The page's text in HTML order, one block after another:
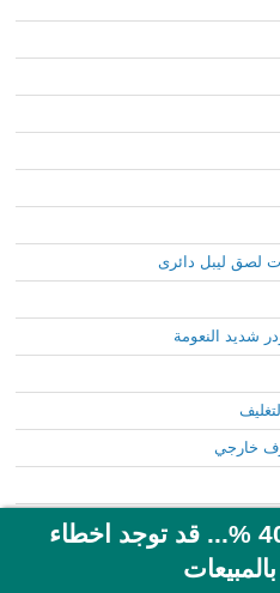
خارجي
خصومات تصل الى 40 %... قد توجد اخطاء